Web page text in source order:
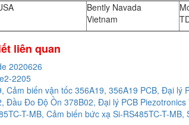
Bently Navada
Vietnam
liên quan
2020626
2205
Cảm biến vận tốc 356A19, 356A19 PCB, Đại lý
Đầu Đo Độ Ồn 378B02, Đại lý PCB Piezotronics
T-MB, Cảm biến bức xạ Si-RS485TC-T-